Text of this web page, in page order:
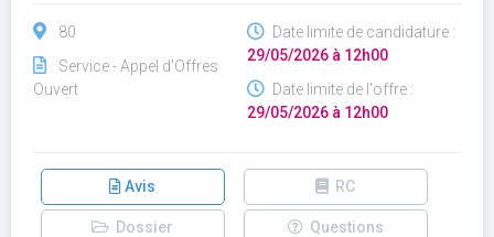
80
Service - Appel d'Offres
Ouvert
Date limite de candidature :
29/05/2026 à 12h00
Date limite de l'offre :
29/05/2026 à 12h00
Avis RC
Dossier Questions